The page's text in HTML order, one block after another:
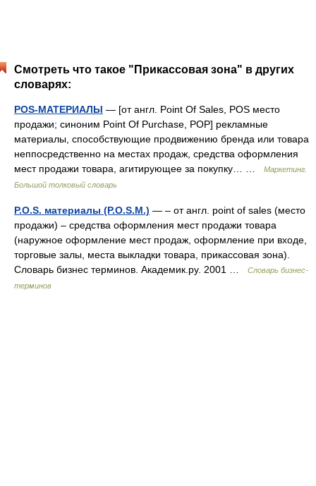
Смотреть что такое "Прикассовая зона" в других
словарях:
POS-МАТЕРИАЛЫ — [от англ. Point Of Sales, POS место
продажи; синоним Point Of Purchase, POP] рекламные
материалы, способствующие продвижению бренда или товара
неппосредственно на местах продаж, средства оформления
мест продажи товара, агитирующее за покупку… …
Маркетинг.
Большой толковый словарь
P.O.S. материалы (P.O.S.M.) — – от англ. point of sales (место
продажи) – средства оформления мест продажи товара
(наружное оформление мест продаж, оформление при входе,
торговые залы, места выкладки товара, прикассовая зона).
Словарь бизнес терминов. Академик.ру. 2001 …
Словарь бизнес-
терминов